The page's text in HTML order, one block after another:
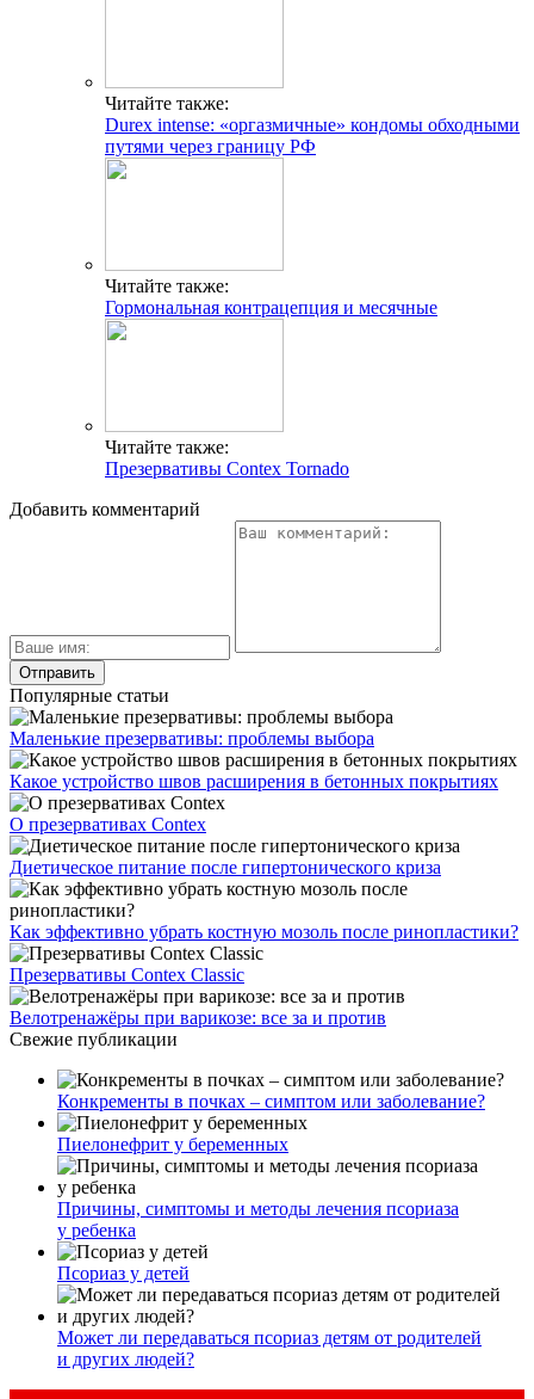
Читайте также:
Durex intense: «оргазмичные» кондомы обходными
путями через границу РФ
Читайте также:
Гормональная контрацепция и месячные
Читайте также:
Презервативы Contex Tornado
Добавить комментарий
Популярные статьи
Маленькие презервативы: проблемы выбора
Какое устройство швов расширения в бетонных покрытиях
О презервативах Contex
Диетическое питание после гипертонического криза
Как эффективно убрать костную мозоль после ринопластики?
Презервативы Contex Classic
Велотренажёры при варикозе: все за и против
Свежие публикации
Конкременты в почках – симптом или заболевание?
Пиелонефрит у беременных
Причины, симптомы и методы лечения псориаза
у ребенка
Псориаз у детей
Может ли передаваться псориаз детям от родителей
и других людей?